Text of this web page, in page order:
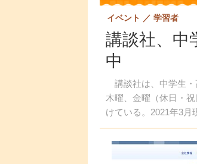
講談社、中
中
講談社は、中学生・
木曜、金曜（休日・
けている。2021年3月
イベント 学習者